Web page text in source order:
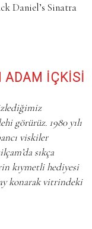
Daniel’s Sinatra
ADAM İÇKİSİ
görürüz. 1980 yılı
viskiler
sıkça
kıymetli hediyesi
konarak vitrindeki